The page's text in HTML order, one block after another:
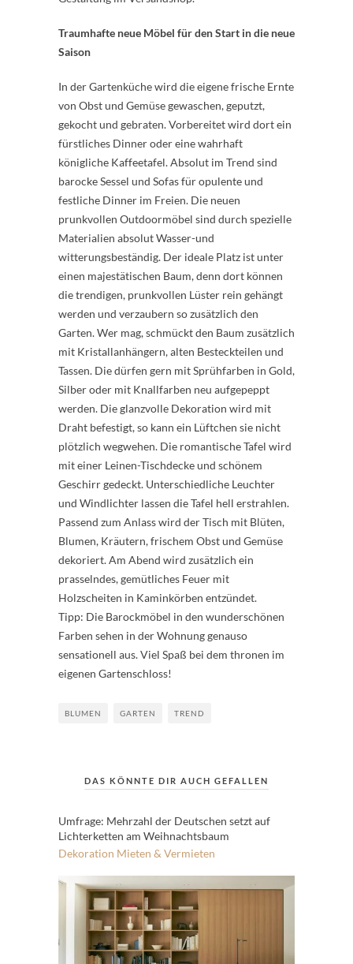
Traumhafte neue Möbel für den Start in die neue
Saison
In der Gartenküche wird die eigene frische Ernte
von Obst und Gemüse gewaschen, geputzt,
gekocht und gebraten. Vorbereitet wird dort ein
fürstliches Dinner oder eine wahrhaft
königliche Kaffeetafel. Absolut im Trend sind
barocke Sessel und Sofas für opulente und
festliche Dinner im Freien. Die neuen
prunkvollen Outdoormöbel sind durch spezielle
Materialien absolut Wasser-und
witterungsbeständig. Der ideale Platz ist unter
einen majestätischen Baum, denn dort können
die trendigen, prunkvollen Lüster rein gehängt
werden und verzaubern so zusätzlich den
Garten. Wer mag, schmückt den Baum zusätzlich
mit Kristallanhängern, alten Besteckteilen und
Tassen. Die dürfen gern mit Sprühfarben in Gold,
Silber oder mit Knallfarben neu aufgepeppt
werden. Die glanzvolle Dekoration wird mit
Draht befestigt, so kann ein Lüftchen sie nicht
plötzlich wegwehen. Die romantische Tafel wird
mit einer Leinen-Tischdecke und schönem
Geschirr gedeckt. Unterschiedliche Leuchter
und Windlichter lassen die Tafel hell erstrahlen.
Passend zum Anlass wird der Tisch mit Blüten,
Blumen, Kräutern, frischem Obst und Gemüse
dekoriert. Am Abend wird zusätzlich ein
prasselndes, gemütliches Feuer mit
Holzscheiten in Kaminkörben entzündet.
Tipp: Die Barockmöbel in den wunderschönen
Farben sehen in der Wohnung genauso
sensationell aus. Viel Spaß bei dem thronen im
eigenen Gartenschloss!
BLUMEN GARTEN TREND
DAS KÖNNTE DIR AUCH GEFALLEN
Umfrage: Mehrzahl der Deutschen setzt auf
Lichterketten am Weihnachtsbaum
Dekoration Mieten & Vermieten